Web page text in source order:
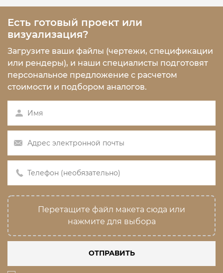
Есть готовый проект или
визуализация?
Загрузите ваши файлы (чертежи, спецификации
или рендеры), и наши специалисты подготовят
персональное предложение с расчетом
стоимости и подбором аналогов.
Перетащите файл макета сюда или
нажмите для выбора
ОТПРАВИТЬ